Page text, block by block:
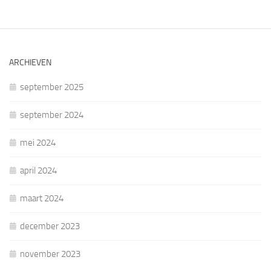
ARCHIEVEN
september 2025
september 2024
mei 2024
april 2024
maart 2024
december 2023
november 2023